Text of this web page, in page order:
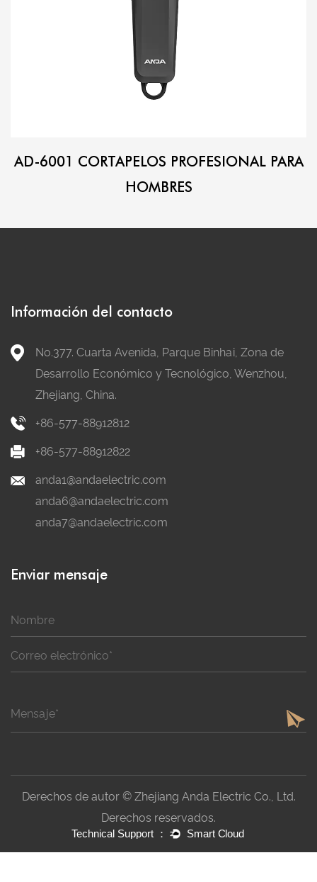
AD-6001 CORTAPELOS PROFESIONAL PARA
HOMBRES
Información del contacto
No.377. Cuarta Avenida, Parque Binhai, Zona de
Desarrollo Económico y Tecnológico, Wenzhou,
Zhejiang, China.
+86-577-88912812
+86-577-88912822
anda1@andaelectric.com
anda6@andaelectric.com
anda7@andaelectric.com
Enviar mensaje
Derechos de autor © Zhejiang Anda Electric Co., Ltd.
Derechos reservados.